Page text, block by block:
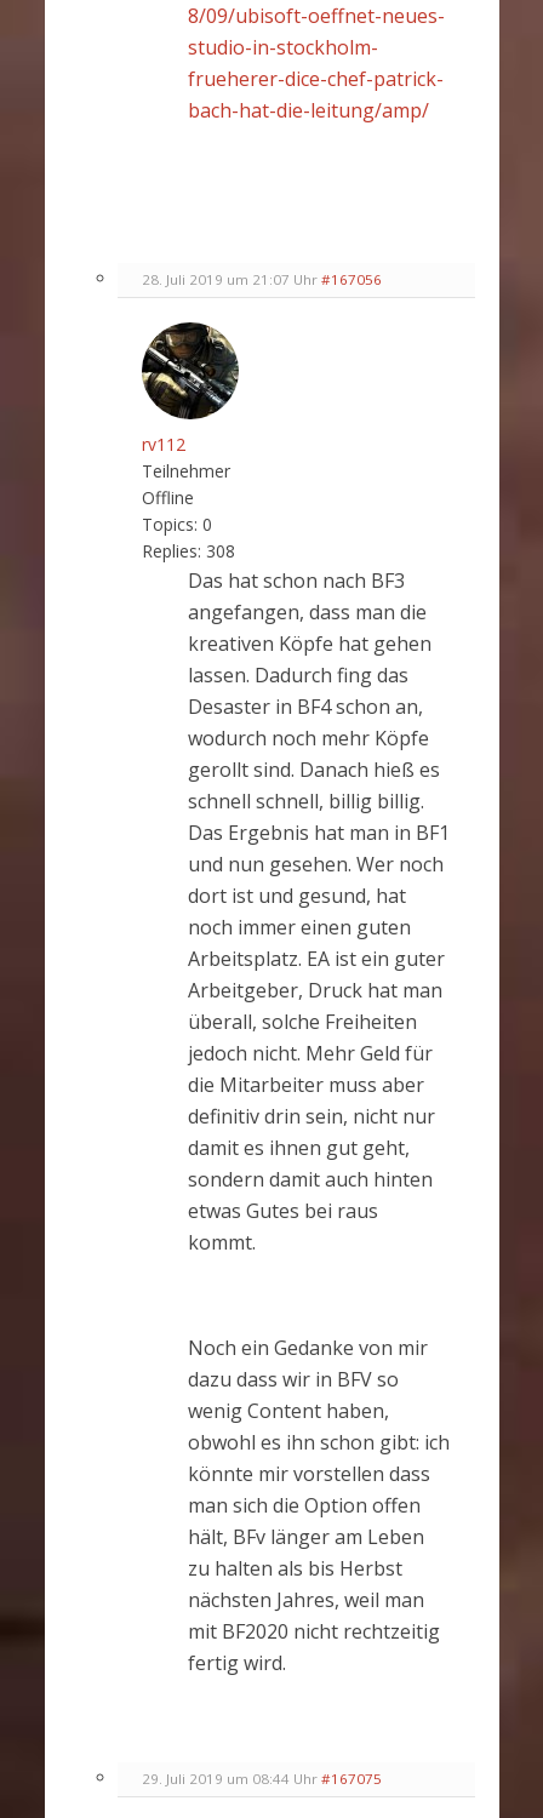
8/09/ubisoft-oeffnet-neues-
studio-in-stockholm-
frueherer-dice-chef-patrick-
bach-hat-die-leitung/amp/
28. Juli 2019 um 21:07 Uhr #167056
rv112
Teilnehmer
Offline
Topics: 0
Replies: 308
Das hat schon nach BF3
angefangen, dass man die
kreativen Köpfe hat gehen
lassen. Dadurch fing das
Desaster in BF4 schon an,
wodurch noch mehr Köpfe
gerollt sind. Danach hieß es
schnell schnell, billig billig.
Das Ergebnis hat man in BF1
und nun gesehen. Wer noch
dort ist und gesund, hat
noch immer einen guten
Arbeitsplatz. EA ist ein guter
Arbeitgeber, Druck hat man
überall, solche Freiheiten
jedoch nicht. Mehr Geld für
die Mitarbeiter muss aber
definitiv drin sein, nicht nur
damit es ihnen gut geht,
sondern damit auch hinten
etwas Gutes bei raus
kommt.
Noch ein Gedanke von mir
dazu dass wir in BFV so
wenig Content haben,
obwohl es ihn schon gibt: ich
könnte mir vorstellen dass
man sich die Option offen
hält, BFv länger am Leben
zu halten als bis Herbst
nächsten Jahres, weil man
mit BF2020 nicht rechtzeitig
fertig wird.
29. Juli 2019 um 08:44 Uhr #167075